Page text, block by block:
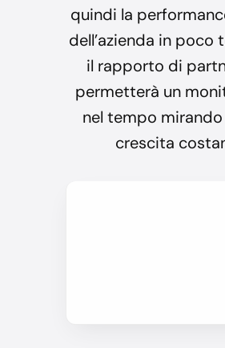
quindi la
dell’azienda in poco
il rapporto di
permetterà un
nel tempo
crescita